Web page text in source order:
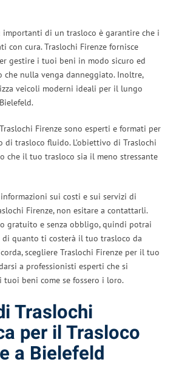
di un trasloco è garantire che i
con cura. Traslochi Firenze fornisce
gestire i tuoi beni in modo sicuro ed
che nulla venga danneggiato. Inoltre,
veicoli moderni ideali per il lungo
Firenze sono esperti e formati per
di trasloco fluido. L’obiettivo di Traslochi
che il tuo trasloco sia il meno stressante
sui costi e sui servizi di
Firenze, non esitare a contattarli.
gratuito e senza obbligo, quindi potrai
di quanto ti costerà il tuo trasloco da
scegliere Traslochi Firenze per il tuo
a professionisti esperti che si
tuoi beni come se fossero i loro.
Traslochi
per il Trasloco
a Bielefeld